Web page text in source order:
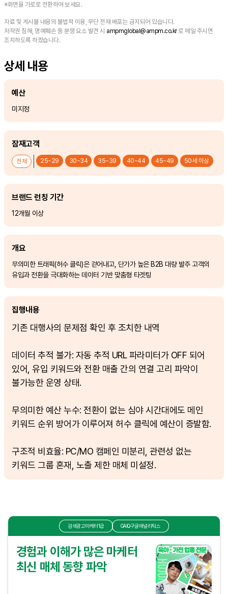
※화면을 가로로 전환하여 보세요.
자료 및 게시물 내용의 불법적 이용, 무단 전재 배포는 금지되어 있습니다.
저작권 침해, 명예훼손 등 분쟁 요소 발견 시 ampmglobal@ampm.co.kr로 메일 주시면
조치하도록 하겠습니다.
상세 내용
예산
미지정
잠재고객
전체 25~29 30~34 35~39 40~44 45~49 50세 이상
브랜드 런칭 기간
12개월 이상
개요
무의미한 트래픽(허수 클릭)은 걷어내고, 단가가 높은 B2B 대량 발주 고객의
유입과 전환을 극대화하는 데이터 기반 맞춤형 타겟팅
집행내용
기존 대행사의 문제점 확인 후 조치한 내역
데이터 추적 불가: 자동 추적 URL 파라미터가 OFF 되어
있어, 유입 키워드와 전환 매출 간의 연결 고리 파악이
불가능한 운영 상태.
무의미한 예산 누수: 전환이 없는 심야 시간대에도 메인
키워드 순위 방어가 이루어져 허수 클릭에 예산이 증발함.
구조적 비효율: PC/MO 캠페인 미분리, 관련성 없는
키워드 그룹 혼재, 노출 제한 매체 미설정.
검색광고마케터1급 GAIQ구글애널리틱스
경험과 이해가 많은 마케터
최신 매체 동향 파악